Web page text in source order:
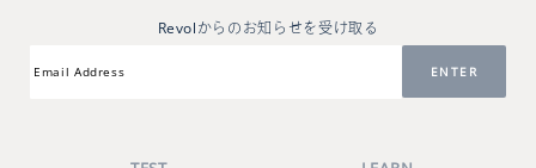
Revolからのお知らせを受け取る